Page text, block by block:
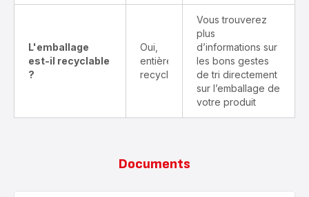
L'emballage
est-il recyclable
?
Oui,
entièrement
recyclable
Vous trouverez
plus
d’informations sur
les bons gestes
de tri directement
sur l’emballage de
votre produit
Documents